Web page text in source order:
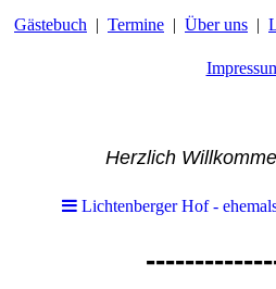
Gästebuch Termine Über uns
Herzlich Willkommen
Lichtenberger Hof -